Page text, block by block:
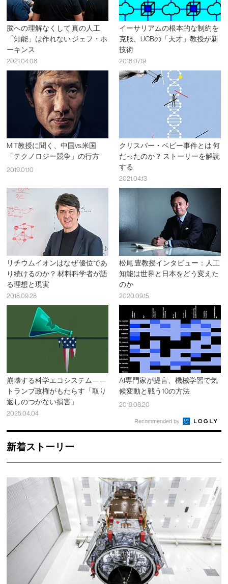
脳への理解なくして 真の人工
「知能」は作れない ジェフ・ホ
ーキンス
2021.04.08
イーサリアムの根本的な制約を
克服、UCBの「天才」教授が新
技術
2018.07.19
MIT教授に聞く、中国vs.米国
「テクノロジー競争」の行方
2019.01.10
クリスパー・ベビー事件とは 何
だったのか？ ストーリーを解読
する
2021.04.13
リチウムイオンはなぜ 優位であ
り続けるのか？ 材料科学者が語
る理想と現実
2018.09.28
松尾 豊教授インタビュー：人工
知能は世界と日本をどう変えた
のか
2020.09.15
崩壊する科学エコシステム——
トランプ政権がもたらす「取り
返しのつかない損害」
2025.04.04
AI専門家が提言、機械学習で気
候変動と戦う10の方法
2019.08.20
Recommended by
新着ストーリー